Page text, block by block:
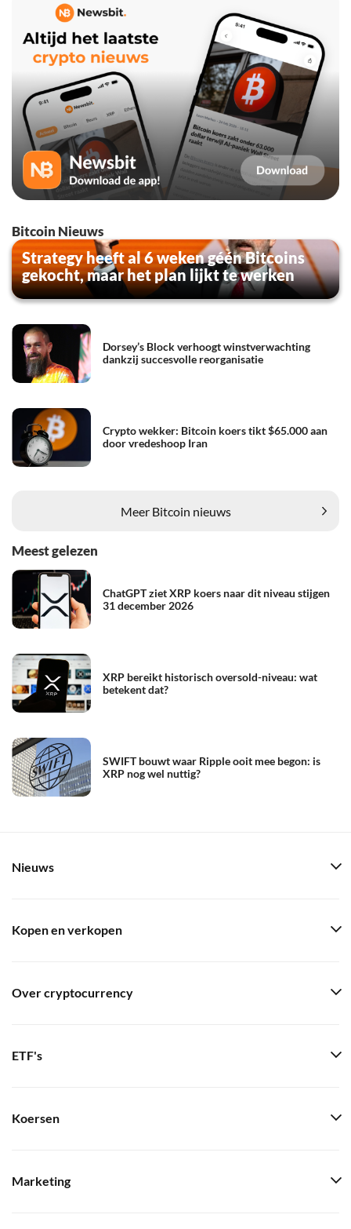
Bitcoin Nieuws
Strategy heeft al 6 weken géén Bitcoins
gekocht, maar het plan lijkt te werken
Dorsey’s Block verhoogt winstverwachting
dankzij succesvolle reorganisatie
Crypto wekker: Bitcoin koers tikt $65.000 aan
door vredeshoop Iran
Meer Bitcoin nieuws
Meest gelezen
ChatGPT ziet XRP koers naar dit niveau stijgen
31 december 2026
XRP bereikt historisch oversold-niveau: wat
betekent dat?
SWIFT bouwt waar Ripple ooit mee begon: is
XRP nog wel nuttig?
Nieuws
Kopen en verkopen
Over cryptocurrency
ETF's
Koersen
Marketing